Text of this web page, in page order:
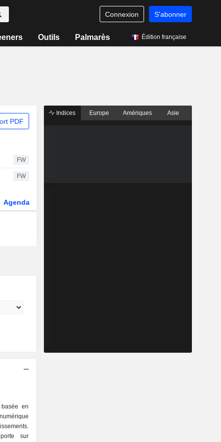
Connexion S'abonner
Outils Palmarès Édition française
PDF
FW
FW
Agenda
en
sur
Indices Europe Amériques Asie